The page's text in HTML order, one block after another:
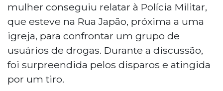
mulher conseguiu relatar à Polícia Militar,
que esteve na Rua Japão, próxima a uma
igreja, para confrontar um grupo de
usuários de drogas. Durante a discussão,
foi surpreendida pelos disparos e atingida
por um tiro.